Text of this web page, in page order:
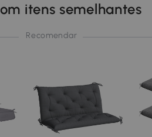
itens semelhantes
Recomendar